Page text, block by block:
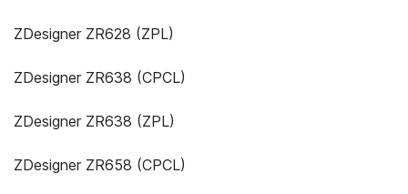
ZDesigner ZR628 (ZPL)
ZDesigner ZR638 (CPCL)
ZDesigner ZR638 (ZPL)
ZDesigner ZR658 (CPCL)